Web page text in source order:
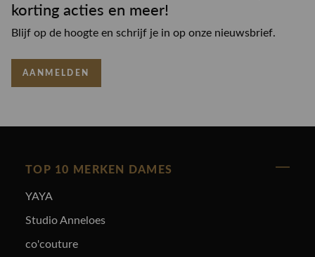
korting acties en meer!
Blijf op de hoogte en schrijf je in op onze nieuwsbrief.
AANMELDEN
TOP 10 MERKEN DAMES
YAYA
Studio Anneloes
co'couture